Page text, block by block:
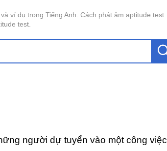
ví dụ trong Tiếng Anh. Cách phát âm aptitude test
test.
người dự tuyển vào một công việc